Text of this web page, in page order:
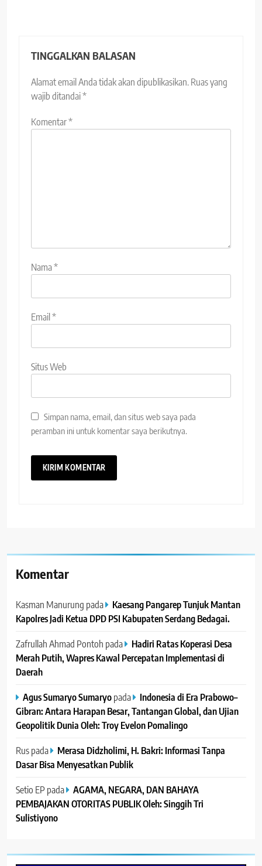
TINGGALKAN BALASAN
Alamat email Anda tidak akan dipublikasikan. Ruas yang
wajib ditandai*
Komentar*
Nama*
Email*
Situs Web
Simpan nama, email, dan situs web saya pada
peramban ini untuk komentar saya berikutnya.
Komentar
Kasman Manurung pada
Kaesang Pangarep Tunjuk Mantan
Kapolres Jadi Ketua DPD PSI Kabupaten Serdang Bedagai. ‎ ‎
Zafrullah Ahmad Pontoh pada
Hadiri Ratas Koperasi Desa
Merah Putih, Wapres Kawal Percepatan Implementasi di
Daerah
Agus Sumaryo Sumaryopada
Indonesia di Era Prabowo–
Gibran: Antara Harapan Besar, Tantangan Global, dan Ujian
Geopolitik Dunia Oleh: Troy Evelon Pomalingo
Ruspada
Merasa Didzholimi, H. Bakri: Informasi Tanpa
Dasar Bisa Menyesatkan Publik
Setio EP pada
AGAMA, NEGARA, DAN BAHAYA
PEMBAJAKAN OTORITAS PUBLIK Oleh: Singgih Tri
Sulistiyono